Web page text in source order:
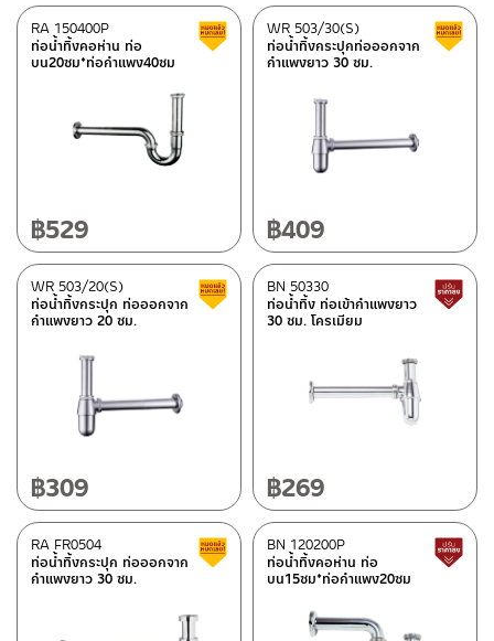
ท่อน้ำทิ้งคอห่าน ท่อ
บน20ซม*ท่อกำแพง40ซม
RA 150400P สินค้าลดราคา เคลียร์สต็อก
฿529
ท่อน้ำทิ้งกระปุกท่อออกจาก
กำแพงยาว 30 ซม.
WR 503/30(S)
฿409
ท่อน้ำทิ้งกระปุก ท่อออกจาก
กำแพงยาว 20 ซม.
WR 503/20(S) สินค้าลดราคา เคลียร์สต็อก
฿309
ท่อน้ำทิ้ง ท่อเข้ากำแพงยาว
30 ซม. โครเมียม
BN 50330
฿269
ท่อน้ำทิ้งกระปุก ท่อออกจาก
กำแพงยาว 30 ซม.
RA FR0504 สินค้าลดราคา เคลียร์สต็อก
ท่อน้ำทิ้งคอห่าน ท่อ
บน15ซม*ท่อกำแพง20ซม
BN 120200P